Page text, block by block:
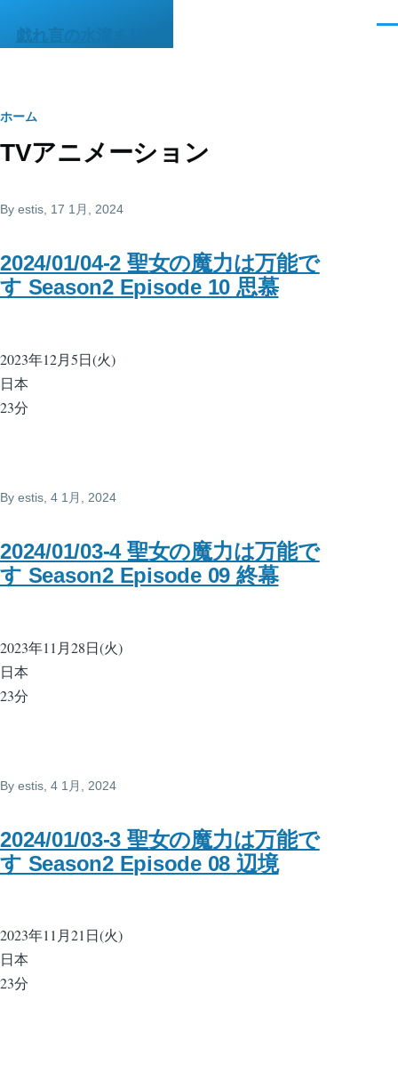
戯れ言の水溜まりΦ
パ
ン
ず
ホーム
TVアニメーション
By estis , 17 1月, 2024
2024/01/04-2 聖女の魔力は万能で
す Season2 Episode 10 思慕
2023年12月5日(火)
日本
23分
By estis , 4 1月, 2024
2024/01/03-4 聖女の魔力は万能で
す Season2 Episode 09 終幕
2023年11月28日(火)
日本
23分
By estis , 4 1月, 2024
2024/01/03-3 聖女の魔力は万能で
す Season2 Episode 08 辺境
2023年11月21日(火)
日本
23分